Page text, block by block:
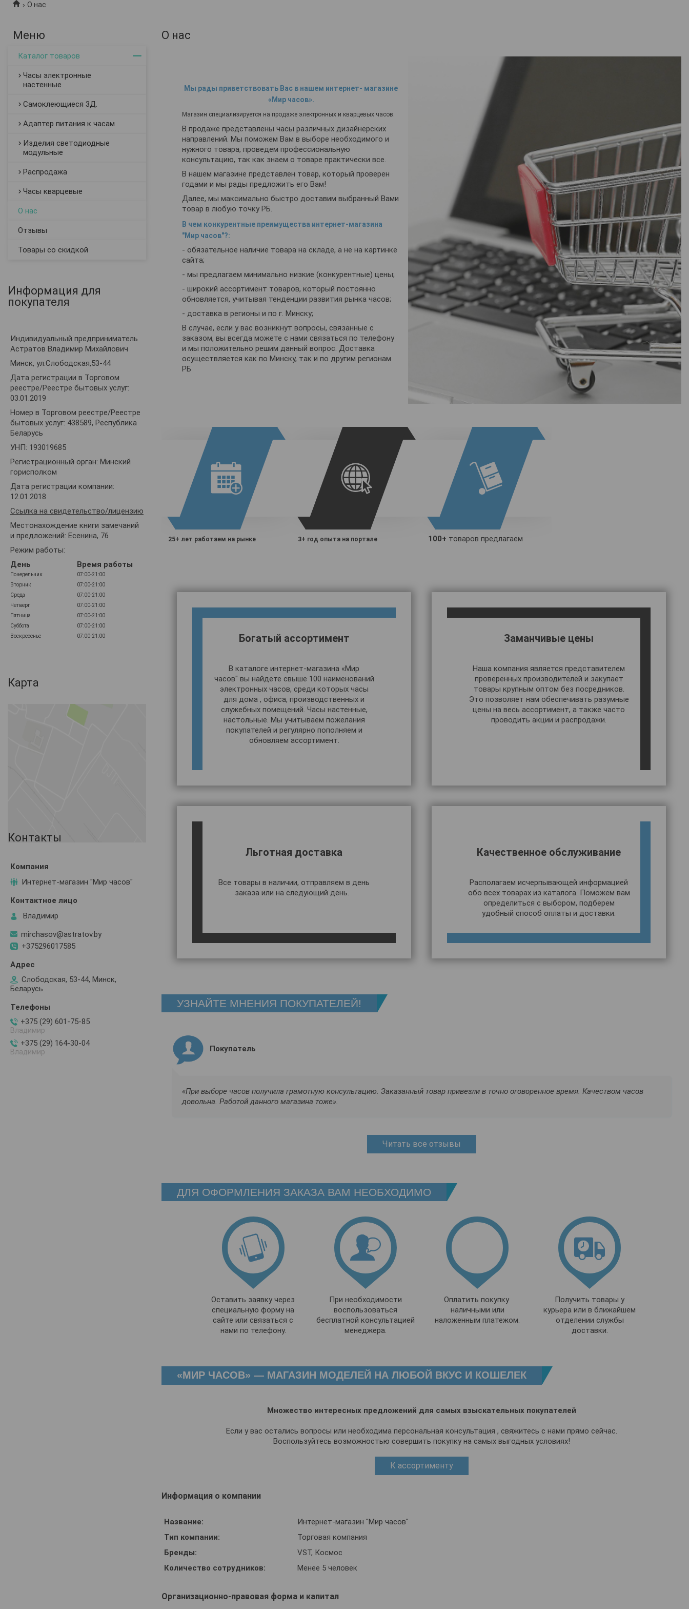
О нас
О нас
Мы рады приветствовать Вас в нашем интернет- магазине
«Мир часов».
Магазин специализируется на продаже электронных и кварцевых часов.
В продаже представлены часы различных дизайнерских
направлений. Мы поможем Вам в выборе необходимого и
нужного товара, проведем профессиональную
консультацию, так как знаем о товаре практически все.
В нашем магазине представлен товар, который проверен
годами и мы рады предложить его Вам!
Далее, мы максимально быстро доставим выбранный Вами
товар в любую точку РБ.
В чем конкурентные преимущества интернет-магазина
"Мир часов"?:
- обязательное наличие товара на складе, а не на картинке
сайта;
- мы предлагаем минимально низкие (конкурентные) цены;
- широкий ассортимент товаров, который постоянно
обновляется, учитывая тенденции развития рынка часов;
- доставка в регионы и по г. Минску;
В случае, если у вас возникнут вопросы, связанные с
заказом, вы всегда можете с нами связаться по телефону
и мы положительно решим данный вопрос. Доставка
осуществляется как по Минску, так и по другим регионам
РБ
25+ лет работаем на рынке 3+ год опыта на портале 100+ товаров предлагаем
Богатый ассортимент
В каталоге интернет-магазина «Мир
часов" вы найдете свыше 100 наименований
электронных часов, среди которых часы
для дома , офиса, производственных и
служебных помещений. Часы настенные,
настольные. Мы учитываем пожелания
покупателей и регулярно пополняем и
обновляем ассортимент.
Заманчивые цены
Наша компания является представителем
проверенных производителей и закупает
товары крупным оптом без посредников.
Это позволяет нам обеспечивать разумные
цены на весь ассортимент, а также часто
проводить акции и распродажи.
Льготная доставка
Все товары в наличии, отправляем в день
заказа или на следующий день.
Качественное обслуживание
Располагаем исчерпывающей информацией
обо всех товарах из каталога. Поможем вам
определиться с выбором, подберем
удобный способ оплаты и доставки.
УЗНАЙТЕ МНЕНИЯ ПОКУПАТЕЛЕЙ!
Покупатель
«При выборе часов получила грамотную консультацию. Заказанный товар привезли в точно оговоренное время. Качеством часов
довольна. Работой данного магазина тоже».
Читать все отзывы
ДЛЯ ОФОРМЛЕНИЯ ЗАКАЗА ВАМ НЕОБХОДИМО
Оставить заявку через
специальную форму на
сайте или связаться с
нами по телефону.
При необходимости
воспользоваться
бесплатной консультацией
менеджера.
Оплатить покупку
наличными или
наложенным платежом.
Получить товары у
курьера или в ближайшем
отделении службы
доставки.
«МИР ЧАСОВ» — МАГАЗИН МОДЕЛЕЙ НА ЛЮБОЙ ВКУС И КОШЕЛЕК
Множество интересных предложений для самых взыскательных покупателей
Если у вас остались вопросы или необходима персональная консультация , свяжитесь с нами прямо сейчас.
Воспользуйтесь возможностью совершить покупку на самых выгодных условиях!
К ассортименту
Информация о компании
Название:
Интернет-магазин "Мир часов"
Тип компании:
Торговая компания
Бренды:
VST, Космос
Количество сотрудников:
Менее 5 человек
Организационно-правовая форма и капитал
Каталог товаров
Часы электронные
настенные
Самоклеющиеся 3Д.
Адаптер питания к часам
Изделия светодиодные
модульные
Распродажа
Часы кварцевые
О нас
Отзывы
Товары со скидкой
Информация для
покупателя
Индивидуальный предприниматель
Астратов Владимир Михайлович
Минск, ул.Слободская,53-44
Дата регистрации в Торговом
реестре/Реестре бытовых услуг:
03.01.2019
Номер в Торговом реестре/Реестре
бытовых услуг: 438589, Республика
Беларусь
УНП: 193019685
Регистрационный орган: Минский
горисполком
Дата регистрации компании:
12.01.2018
Ссылка на свидетельство/лицензию
Местонахождение книги замечаний
и предложений: Есенина, 76
Режим работы:
День
Время работы
Понедельник
07:00-21:00
Вторник
07:00-21:00
Среда
07:00-21:00
Четверг
07:00-21:00
Пятница
07:00-21:00
Суббота
07:00-21:00
Воскресенье
07:00-21:00
Карта
Контакты
Интернет-магазин "Мир часов"
Владимир
mirchasov@astratov.by
+375296017585
Слободская, 53-44, Минск,
Беларусь
+375 (29) 601-75-85
Владимир
+375 (29) 164-30-04
Владимир